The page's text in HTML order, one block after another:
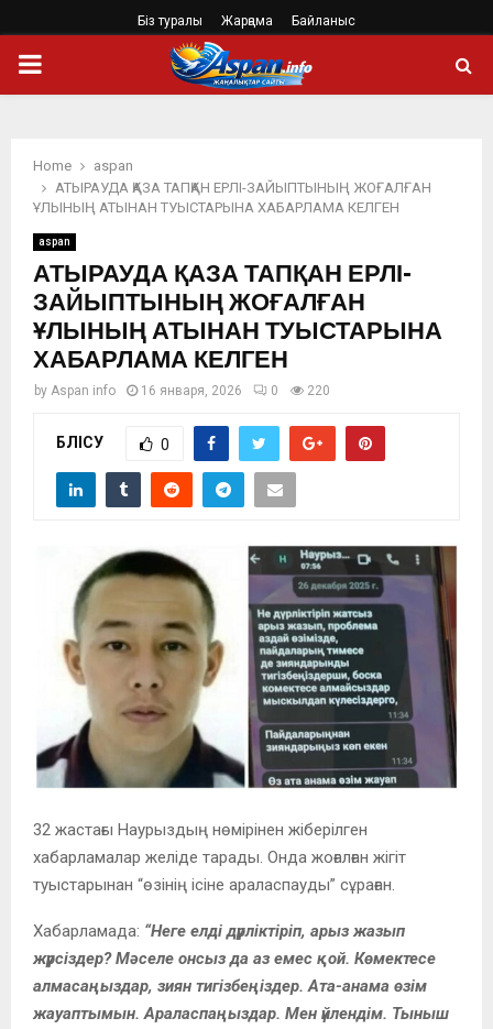
Біз туралы Жарңама Байланыс
PRIMARY
Home
aspan
АТЫРАУДА ҚАЗА ТАПҚАН ЕРЛІ-ЗАЙЫПТЫНЫҢ ЖОҒАЛҒАН
ҰЛЫНЫҢ АТЫНАН ТУЫСТАРЫНА ХАБАРЛАМА КЕЛГЕН
aspan
АТЫРАУДА ҚАЗА ТАПҚАН ЕРЛІ-
ЗАЙЫПТЫНЫҢ ЖОҒАЛҒАН
ҰЛЫНЫҢ АТЫНАН ТУЫСТАРЫНА
ХАБАРЛАМА КЕЛГЕН
by Aspan info 16 января, 2026 0 220
БӨЛІСУ 0
32 жастағы Наурыздың нөмірінен жіберілген
хабарламалар желіде тарады. Онда жоғалған жігіт
туыстарынан “өзінің ісіне араласпауды” сұраған.
Хабарламада: “Неге елді дүрліктіріп, арыз жазып
жүрсіздер? Мәселе онсыз да аз емес қой. Көмектесе
алмасаңыздар, зиян тигізбеңіздер. Ата-анама өзім
жауаптымын. Араласпаңыздар. Мен үйлендім. Тыныш